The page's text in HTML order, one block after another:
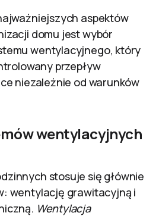
aspektów
domu jest wybór
wentylacyjnego, który
przepływ
niezależnie od warunków
wentylacyjnych
stosuje się głównie
wentylację grawitacyjną i
Wentylacja